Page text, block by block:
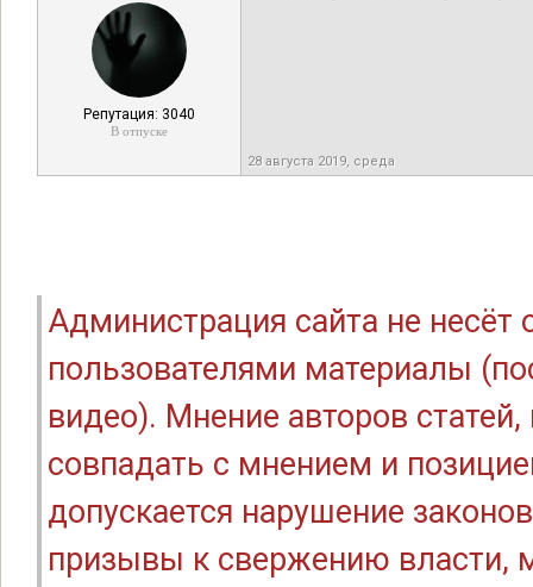
Репутация: 3040
В отпуске
28 августа 2019, среда
Администрация сайта не
пользователями материалы
видео). Мнение авторов
совпадать с мнением и
допускается нарушение
призывы к свержению власти,